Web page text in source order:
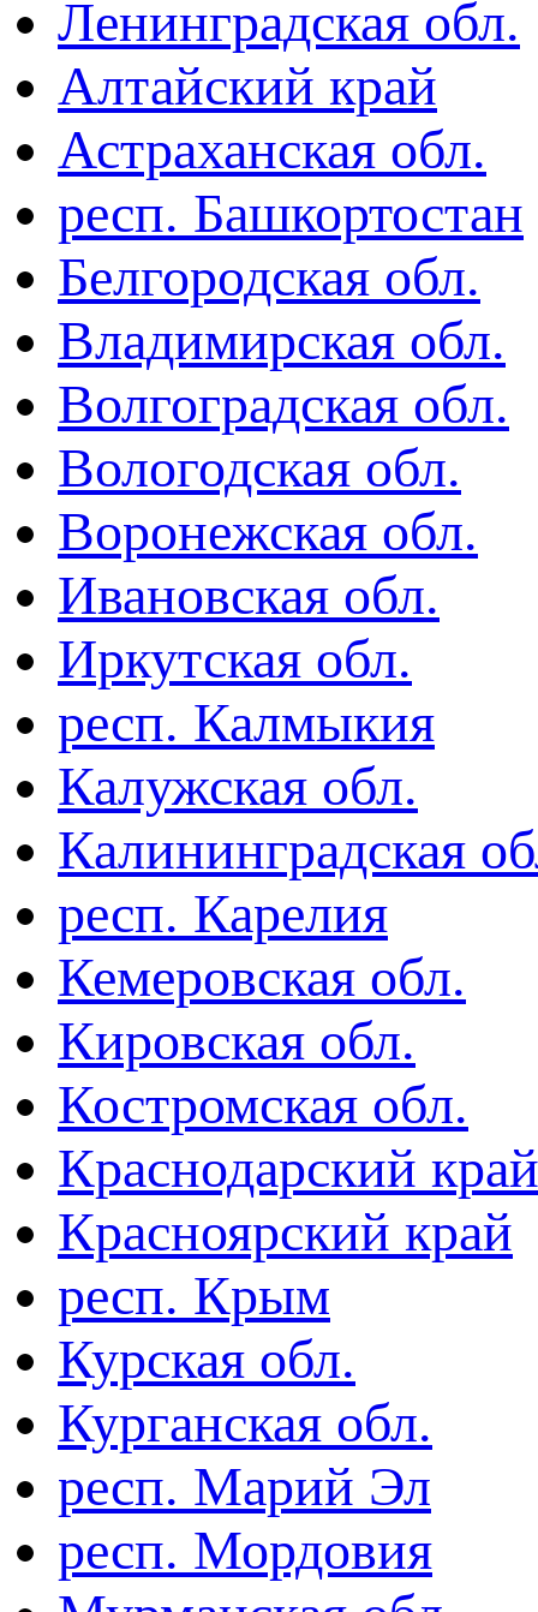
Ленинградская обл.
Алтайский край
Астраханская обл.
респ. Башкортостан
Белгородская обл.
Владимирская обл.
Волгоградская обл.
Вологодская обл.
Воронежская обл.
Ивановская обл.
Иркутская обл.
респ. Калмыкия
Калужская обл.
Калининградская
респ. Карелия
Кемеровская обл.
Кировская обл.
Костромская обл.
Краснодарский край
Красноярский край
респ. Крым
Курская обл.
Курганская обл.
респ. Марий Эл
респ. Мордовия